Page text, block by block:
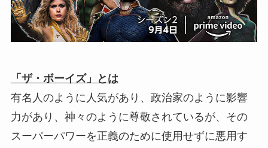
「ザ・ボーイズ」とは
有名人のように人気があり、政治家のように影響
力があり、神々のように尊敬されているが、その
スーパーパワーを正義のために使用せずに悪用す